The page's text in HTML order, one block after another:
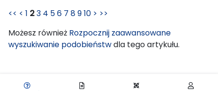
<< < 1 23 4 56 7 8910 > >>
Możesz również Rozpocznij zaawansowane
wyszukiwanie podobieństwdla tego artykułu.